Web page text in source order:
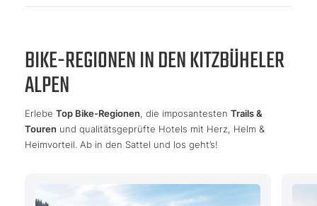
BIKE-REGIONEN IN DEN KITZBÜHELER
ALPEN
Erlebe Top Bike-Regionen, die imposantesten Trails &
Touren und qualitätsgeprüfte Hotels mit Herz, Helm &
Heimvorteil. Ab in den Sattel und los geht’s!